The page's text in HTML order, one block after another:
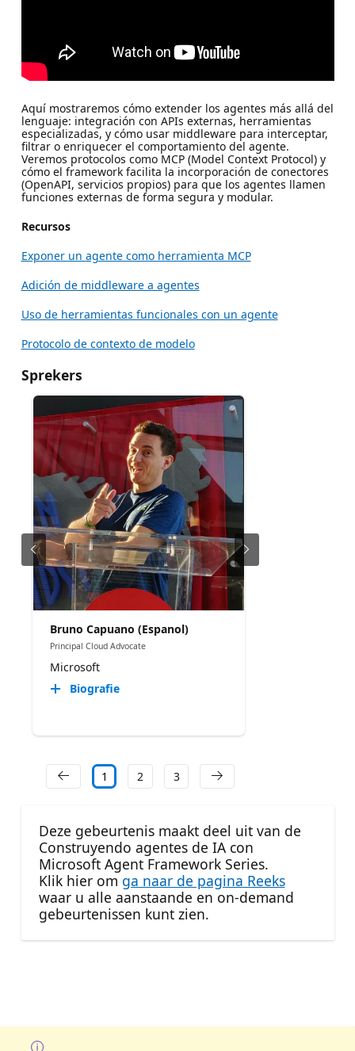
Aquí mostraremos cómo extender los agentes más allá del
lenguaje: integración con APIs externas, herramientas
especializadas, y cómo usar middleware para interceptar,
filtrar o enriquecer el comportamiento del agente.
Veremos protocolos como MCP (Model Context Protocol) y
cómo el framework facilita la incorporación de conectores
(OpenAPI, servicios propios) para que los agentes llamen
funciones externas de forma segura y modular.
Recursos
Exponer un agente como herramienta MCP
Adición de middleware a agentes
Uso de herramientas funcionales con un agente
Protocolo de contexto de modelo
Sprekers
Bruno Capuano (Espanol)
Principal Cloud Advocate
Microsoft
Biografie
1 2 3
Deze gebeurtenis maakt deel uit van de
Construyendo agentes de IA con
Microsoft Agent Framework Series.
Klik hier om ga naar de pagina Reeks
waar u alle aanstaande en on-demand
gebeurtenissen kunt zien.